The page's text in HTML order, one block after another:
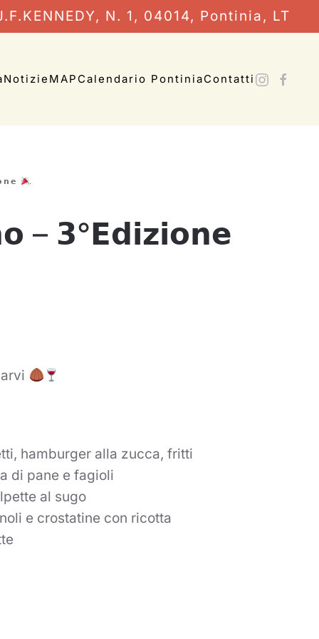
N. 1, 04014, Pontinia, LT
Notizie MAP Calendario PontiniaContatti
.
– 𝟯°𝗘𝗱𝗶𝘇𝗶𝗼𝗻𝗲
hamburger alla zucca, fritti
di pane e fagioli
al sugo
e crostatine con ricotta